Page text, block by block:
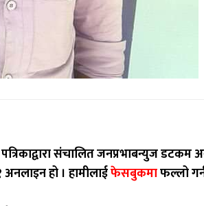
संचालित जनप्रभाबन्युज डटकम
अनलाइन हो ।हामीलाईफेसबुकमाफल्लो